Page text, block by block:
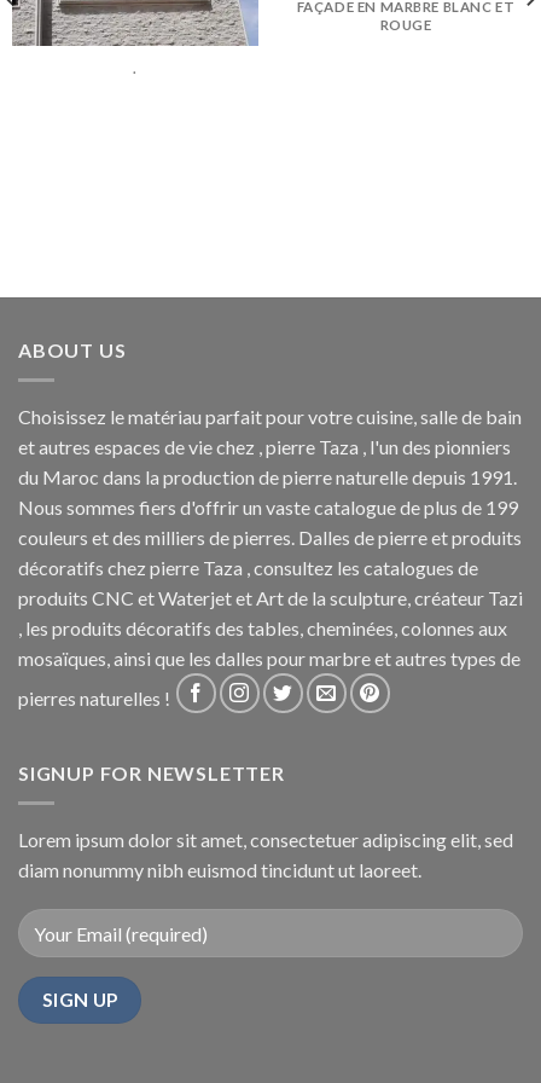
FAÇADE EN MARBRE BLANC ET
ROUGE
ABOUT US
Choisissez le matériau parfait pour votre cuisine, salle de bain
et autres espaces de vie chez , pierre Taza , l'un des pionniers
du Maroc dans la production de pierre naturelle depuis 1991.
Nous sommes fiers d'offrir un vaste catalogue de plus de 199
couleurs et des milliers de pierres. Dalles de pierre et produits
décoratifs chez pierre Taza , consultez les catalogues de
produits CNC et Waterjet et Art de la sculpture, créateur Tazi
, les produits décoratifs des tables, cheminées, colonnes aux
mosaïques, ainsi que les dalles pour marbre et autres types de
pierres naturelles !
SIGNUP FOR NEWSLETTER
Lorem ipsum dolor sit amet, consectetuer adipiscing elit, sed
diam nonummy nibh euismod tincidunt ut laoreet.